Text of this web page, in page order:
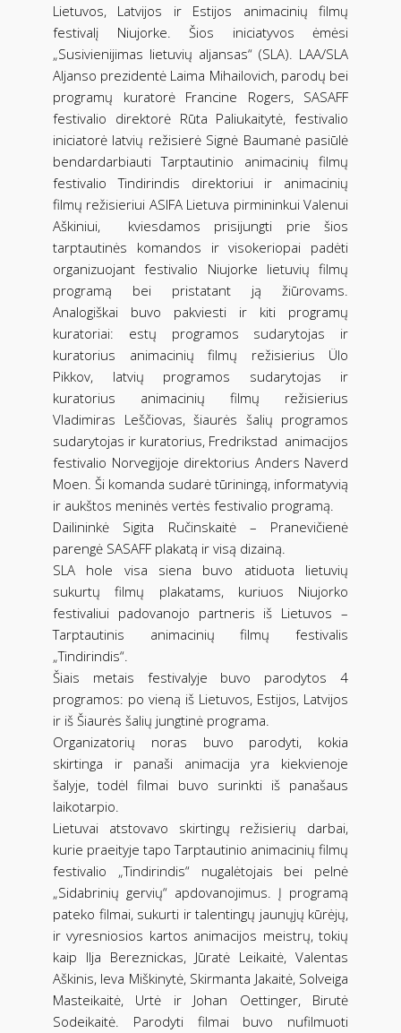
Lietuvos, Latvijos ir Estijos animacinių filmų
festivalį Niujorke. Šios iniciatyvos ėmėsi
„Susivienijimas lietuvių aljansas“ (SLA). LAA/SLA
Aljanso prezidentė Laima Mihailovich, parodų bei
programų kuratorė Francine Rogers, SASAFF
festivalio direktorė Rūta Paliukaitytė, festivalio
iniciatorė latvių režisierė Signė Baumanė pasiūlė
bendardarbiauti Tarptautinio animacinių filmų
festivalio Tindirindis direktoriui ir animacinių
filmų režisieriui ASIFA Lietuva pirmininkui Valenui
Aškiniui, kviesdamos prisijungti prie šios
tarptautinės komandos ir visokeriopai padėti
organizuojant festivalio Niujorke lietuvių filmų
programą bei pristatant ją žiūrovams.
Analogiškai buvo pakviesti ir kiti programų
kuratoriai: estų programos sudarytojas ir
kuratorius animacinių filmų režisierius Ülo
Pikkov, latvių programos sudarytojas ir
kuratorius animacinių filmų režisierius
Vladimiras Leščiovas, šiaurės šalių programos
sudarytojas ir kuratorius, Fredrikstad animacijos
festivalio Norvegijoje direktorius Anders Naverd
Moen. Ši komanda sudarė tūriningą, informatyvią
ir aukštos meninės vertės festivalio programą.
Dailininkė Sigita Ručinskaitė – Pranevičienė
parengė SASAFF plakatą ir visą dizainą.
SLA hole visa siena buvo atiduota lietuvių
sukurtų filmų plakatams, kuriuos Niujorko
festivaliui padovanojo partneris iš Lietuvos –
Tarptautinis animacinių filmų festivalis
„Tindirindis“.
Šiais metais festivalyje buvo parodytos 4
programos: po vieną iš Lietuvos, Estijos, Latvijos
ir iš Šiaurės šalių jungtinė programa.
Organizatorių noras buvo parodyti, kokia
skirtinga ir panaši animacija yra kiekvienoje
šalyje, todėl filmai buvo surinkti iš panašaus
laikotarpio.
Lietuvai atstovavo skirtingų režisierių darbai,
kurie praeityje tapo Tarptautinio animacinių filmų
festivalio „Tindirindis“ nugalėtojais bei pelnė
„Sidabrinių gervių“ apdovanojimus. Į programą
pateko filmai, sukurti ir talentingų jaunųjų kūrėjų,
ir vyresniosios kartos animacijos meistrų, tokių
kaip Ilja Bereznickas, Jūratė Leikaitė, Valentas
Aškinis, Ieva Miškinytė, Skirmanta Jakaitė, Solveiga
Masteikaitė, Urtė ir Johan Oettinger, Birutė
Sodeikaitė. Parodyti filmai buvo nufilmuoti